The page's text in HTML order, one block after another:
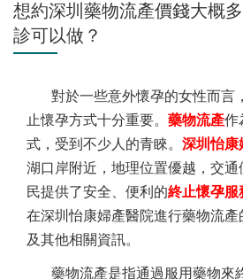
想約深圳藥物流產價錢大概
診可以做？
對於一些意外懷孕的女性而言
止懷孕方式十分重要。 藥物流產作
式，受到不少人的青睞。 深圳怡康
湖口岸附近，地理位置優越，交
民提供了安全、便利的終止懷孕服
在深圳怡康婦產醫院進行藥物流
及其他相關資訊。
藥物流產是指通過服用藥物來